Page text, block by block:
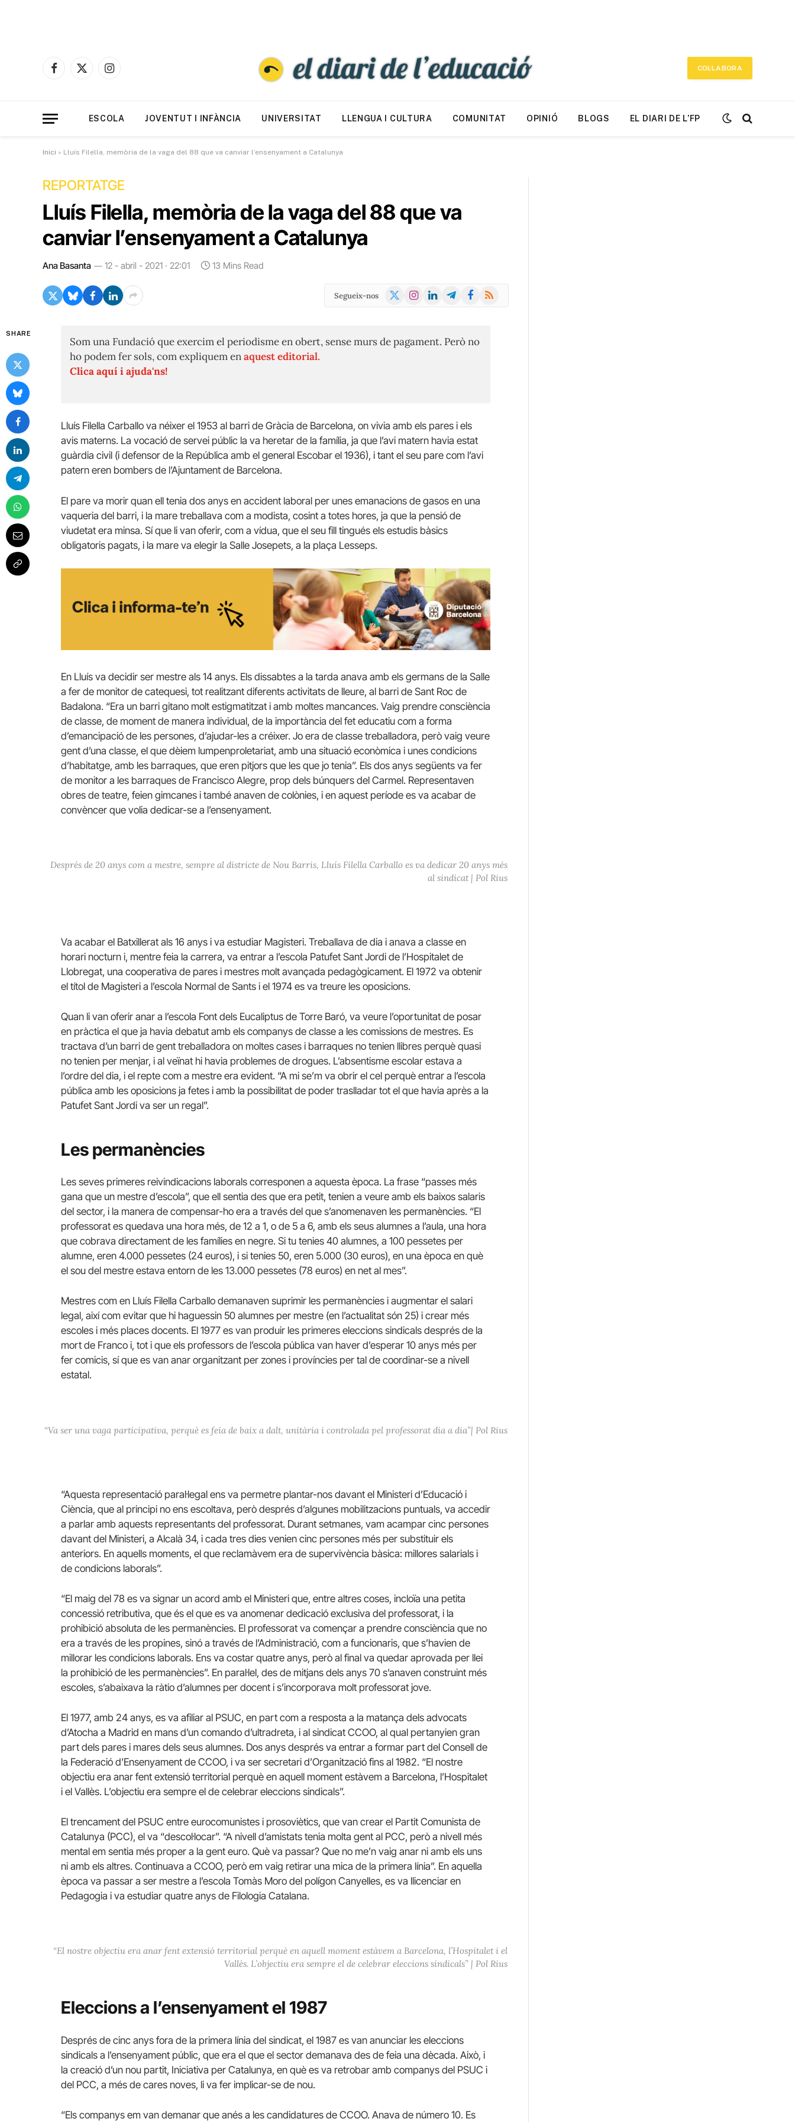
Facebook
X
Instagram
COL·LABORA
ESCOLA JOVENTUT I INFÀNCIA UNIVERSITAT LLENGUA I CULTURA COMUNITAT OPINIÓ BLOGS EL DIARI DE L’FP
Inici » Lluís Filella, memòria de la vaga del 88 que va canviar l’ensenyament a Catalunya
REPORTATGE
Lluís Filella, memòria de la vaga del 88 que va
canviar l’ensenyament a Catalunya
Ana Basanta 12 - abril - 2021 · 22:01 13 Mins Read
Segueix-nos
X
Instagram
LinkedInTelegramFacebook
RSS
SHARE
Som una Fundació que exercim el periodisme en obert, sense murs de pagament. Però no
ho podem fer sols, com expliquem enaquest editorial.
Clica aquí i ajuda'ns!
Lluís Filella Carballo va néixer el 1953 al barri de Gràcia de Barcelona, on vivia amb els pares i els
avis materns. La vocació de servei públic la va heretar de la família, ja que l’avi matern havia estat
guàrdia civil (i defensor de la República amb el general Escobar el 1936), i tant el seu pare com l’avi
patern eren bombers de l’Ajuntament de Barcelona.
El pare va morir quan ell tenia dos anys en accident laboral per unes emanacions de gasos en una
vaqueria del barri, i la mare treballava com a modista, cosint a totes hores, ja que la pensió de
viudetat era minsa. Sí que li van oferir, com a vídua, que el seu fill tingués els estudis bàsics
obligatoris pagats, i la mare va elegir la Salle Josepets, a la plaça Lesseps.
En Lluís va decidir ser mestre als 14 anys. Els dissabtes a la tarda anava amb els germans de la Salle
a fer de monitor de catequesi, tot realitzant diferents activitats de lleure, al barri de Sant Roc de
Badalona. “Era un barri gitano molt estigmatitzat i amb moltes mancances. Vaig prendre consciència
de classe, de moment de manera individual, de la importància del fet educatiu com a forma
d’emancipació de les persones, d’ajudar-les a créixer. Jo era de classe treballadora, però vaig veure
gent d’una classe, el que dèiem lumpenproletariat, amb una situació econòmica i unes condicions
d’habitatge, amb les barraques, que eren pitjors que les que jo tenia”. Els dos anys següents va fer
de monitor a les barraques de Francisco Alegre, prop dels búnquers del Carmel. Representaven
obres de teatre, feien gimcanes i també anaven de colònies, i en aquest període es va acabar de
convèncer que volia dedicar-se a l’ensenyament.
Després de 20 anys com a mestre, sempre al districte de Nou Barris, Lluís Filella Carballo es va dedicar 20 anys més
al sindicat | Pol Rius
Va acabar el Batxillerat als 16 anys i va estudiar Magisteri. Treballava de dia i anava a classe en
horari nocturn i, mentre feia la carrera, va entrar a l’escola Patufet Sant Jordi de l’Hospitalet de
Llobregat, una cooperativa de pares i mestres molt avançada pedagògicament. El 1972 va obtenir
el títol de Magisteri a l’escola Normal de Sants i el 1974 es va treure les oposicions.
Quan li van oferir anar a l’escola Font dels Eucaliptus de Torre Baró, va veure l’oportunitat de posar
en pràctica el que ja havia debatut amb els companys de classe a les comissions de mestres. Es
tractava d’un barri de gent treballadora on moltes cases i barraques no tenien llibres perquè quasi
no tenien per menjar, i al veïnat hi havia problemes de drogues. L’absentisme escolar estava a
l’ordre del dia, i el repte com a mestre era evident. “A mi se’m va obrir el cel perquè entrar a l’escola
pública amb les oposicions ja fetes i amb la possibilitat de poder traslladar tot el que havia après a la
Patufet Sant Jordi va ser un regal”.
Les permanències
Les seves primeres reivindicacions laborals corresponen a aquesta època. La frase “passes més
gana que un mestre d’escola”, que ell sentia des que era petit, tenien a veure amb els baixos salaris
del sector, i la manera de compensar-ho era a través del que s’anomenaven les permanències. “El
professorat es quedava una hora més, de 12 a 1, o de 5 a 6, amb els seus alumnes a l’aula, una hora
que cobrava directament de les famílies en negre. Si tu tenies 40 alumnes, a 100 pessetes per
alumne, eren 4.000 pessetes (24 euros), i si tenies 50, eren 5.000 (30 euros), en una època en què
el sou del mestre estava entorn de les 13.000 pessetes (78 euros) en net al mes”.
Mestres com en Lluís Filella Carballo demanaven suprimir les permanències i augmentar el salari
legal, així com evitar que hi haguessin 50 alumnes per mestre (en l’actualitat són 25) i crear més
escoles i més places docents. El 1977 es van produir les primeres eleccions sindicals després de la
mort de Franco i, tot i que els professors de l’escola pública van haver d’esperar 10 anys més per
fer comicis, sí que es van anar organitzant per zones i províncies per tal de coordinar-se a nivell
estatal.
“Va ser una vaga participativa, perquè es feia de baix a dalt, unitària i controlada pel professorat dia a dia”| Pol Rius
“Aquesta representació paral·legal ens va permetre plantar-nos davant el Ministeri d’Educació i
Ciència, que al principi no ens escoltava, però després d’algunes mobilitzacions puntuals, va accedir
a parlar amb aquests representants del professorat. Durant setmanes, vam acampar cinc persones
davant del Ministeri, a Alcalà 34, i cada tres dies venien cinc persones més per substituir els
anteriors. En aquells moments, el que reclamàvem era de supervivència bàsica: millores salarials i
de condicions laborals”.
“El maig del 78 es va signar un acord amb el Ministeri que, entre altres coses, incloïa una petita
concessió retributiva, que és el que es va anomenar dedicació exclusiva del professorat, i la
prohibició absoluta de les permanències. El professorat va començar a prendre consciència que no
era a través de les propines, sinó a través de l’Administració, com a funcionaris, que s’havien de
millorar les condicions laborals. Ens va costar quatre anys, però al final va quedar aprovada per llei
la prohibició de les permanències”. En paral·lel, des de mitjans dels anys 70 s’anaven construint més
escoles, s’abaixava la ràtio d’alumnes per docent i s’incorporava molt professorat jove.
El 1977, amb 24 anys, es va afiliar al PSUC, en part com a resposta a la matança dels advocats
d’Atocha a Madrid en mans d’un comando d’ultradreta, i al sindicat CCOO, al qual pertanyien gran
part dels pares i mares dels seus alumnes. Dos anys després va entrar a formar part del Consell de
la Federació d’Ensenyament de CCOO, i va ser secretari d’Organització fins al 1982. “El nostre
objectiu era anar fent extensió territorial perquè en aquell moment estàvem a Barcelona, l’Hospitalet
i el Vallès. L’objectiu era sempre el de celebrar eleccions sindicals”.
El trencament del PSUC entre eurocomunistes i prosoviètics, que van crear el Partit Comunista de
Catalunya (PCC), el va “descol·locar”. “A nivell d’amistats tenia molta gent al PCC, però a nivell més
mental em sentia més proper a la gent euro. Què va passar? Que no me’n vaig anar ni amb els uns
ni amb els altres. Continuava a CCOO, però em vaig retirar una mica de la primera línia”. En aquella
època va passar a ser mestre a l’escola Tomàs Moro del polígon Canyelles, es va llicenciar en
Pedagogia i va estudiar quatre anys de Filologia Catalana.
“El nostre objectiu era anar fent extensió territorial perquè en aquell moment estàvem a Barcelona, l’Hospitalet i el
Vallès. L’objectiu era sempre el de celebrar eleccions sindicals” | Pol Rius
Eleccions a l’ensenyament el 1987
Després de cinc anys fora de la primera línia del sindicat, el 1987 es van anunciar les eleccions
sindicals a l’ensenyament públic, que era el que el sector demanava des de feia una dècada. Això, i
la creació d’un nou partit, Iniciativa per Catalunya, en què es va retrobar amb companys del PSUC i
del PCC, a més de cares noves, li va fer implicar-se de nou.
“Els companys em van demanar que anés a les candidatures de CCOO. Anava de número 10. Es